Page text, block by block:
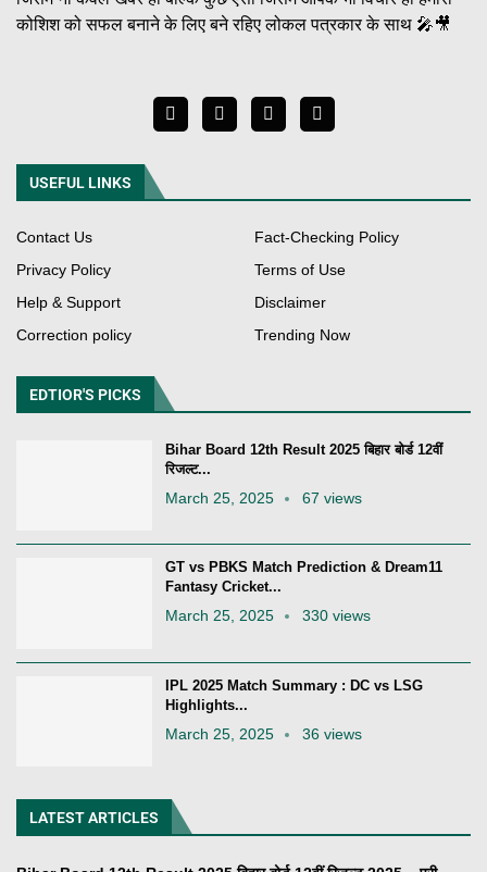
कोशिश को सफल बनाने के लिए बने रहिए लोकल पत्रकार के साथ 🎤🎥
USEFUL LINKS
Contact Us
Fact-Checking Policy
Privacy Policy
Terms of Use
Help & Support
Disclaimer
Correction policy
Trending Now
EDTIOR'S PICKS
Bihar Board 12th Result 2025 बिहार बोर्ड 12वीं
रिजल्ट...
March 25, 2025 67 views
GT vs PBKS Match Prediction & Dream11
Fantasy Cricket...
March 25, 2025 330 views
IPL 2025 Match Summary : DC vs LSG
Highlights...
March 25, 2025 36 views
LATEST ARTICLES